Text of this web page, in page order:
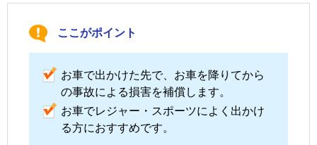
ここがポイント
お車で出かけた先で、お車を降りてから
の事故による損害を補償します。
お車でレジャー・スポーツによく出かけ
る方におすすめです。